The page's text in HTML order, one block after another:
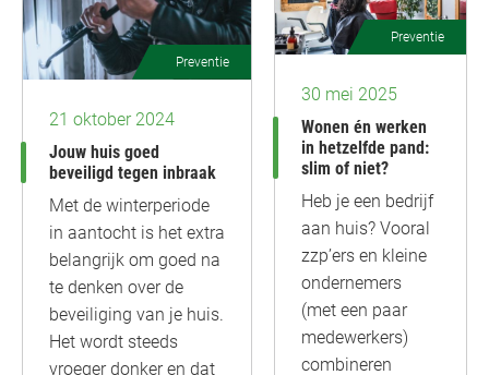
Preventie
21 oktober 2024
Jouw huis goed
beveiligd tegen inbraak
Met de winterperiode
in aantocht is het extra
belangrijk om goed na
te denken over de
beveiliging van je huis.
Het wordt steeds
vroeger donker en dat
Preventie
30 mei 2025
Wonen én werken
in hetzelfde pand:
slim of niet?
Heb je een bedrijf
aan huis? Vooral
zzp’ers en kleine
ondernemers
(met een paar
medewerkers)
combineren